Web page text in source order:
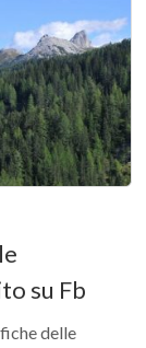
su Fb
delle